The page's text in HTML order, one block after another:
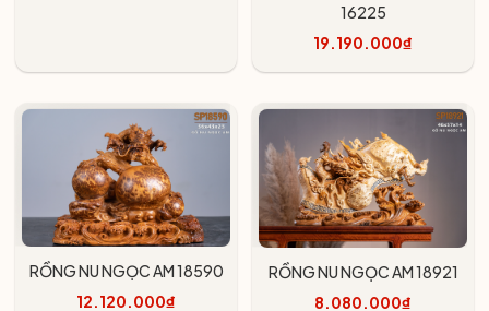
16225
19.190.000₫
RỒNG NU NGỌC AM 18590
12.120.000₫
RỒNG NU NGỌC AM 18921
8.080.000₫